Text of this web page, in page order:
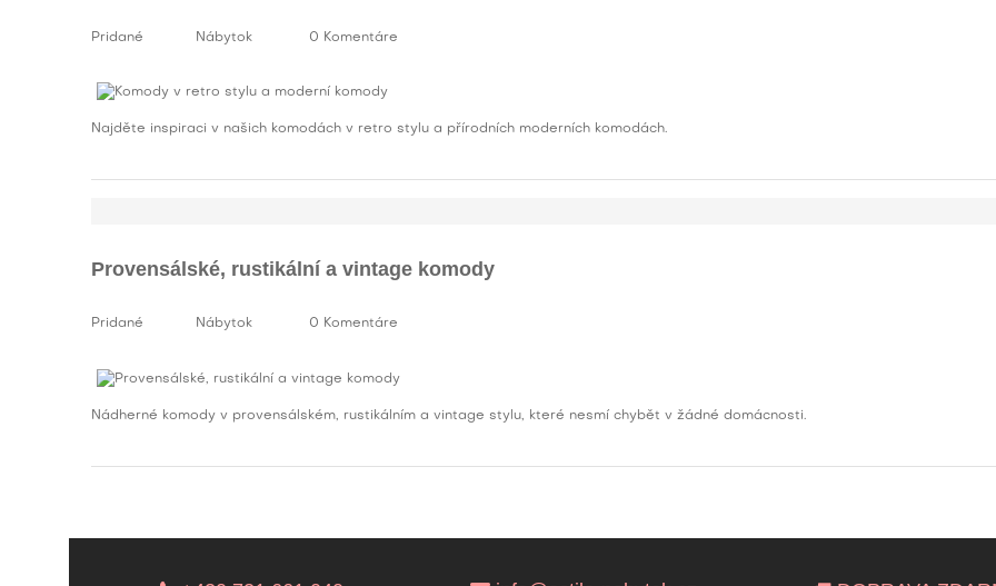
Pridané Nábytok 0 Komentáre
Najděte inspiraci v našich komodách v retro stylu a přírodních moderních komodách.
Provensálské, rustikální a vintage komody
Pridané Nábytok 0 Komentáre
Nádherné komody v provensálském, rustikálním a vintage stylu, které nesmí chybět v žádné domácnosti.